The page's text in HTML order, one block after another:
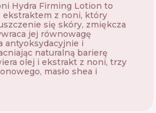
Hydra Firming Lotion to
ekstraktem z noni, który
się skóry, zmiękcza
jej równowagę
antyoksydacyjnie i
naturalną barierę
olej i ekstrakt z noni, trzy
masło shea i